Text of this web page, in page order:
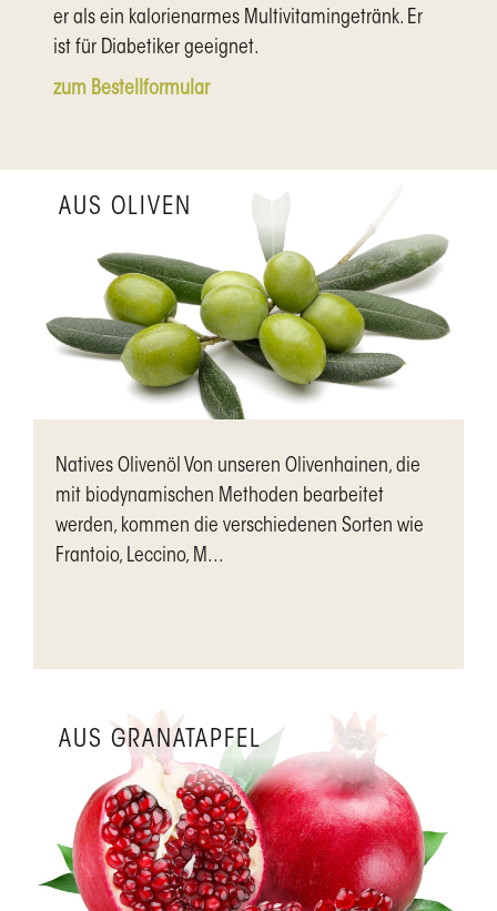
er als ein kalorienarmes Multivitamingetränk. Er
ist für Diabetiker geeignet.
zum Bestellformular
AUS OLIVEN
Natives Olivenöl Von unseren Olivenhainen, die
mit biodynamischen Methoden bearbeitet
werden, kommen die verschiedenen Sorten wie
Frantoio, Leccino, M...
AUS GRANATAPFEL